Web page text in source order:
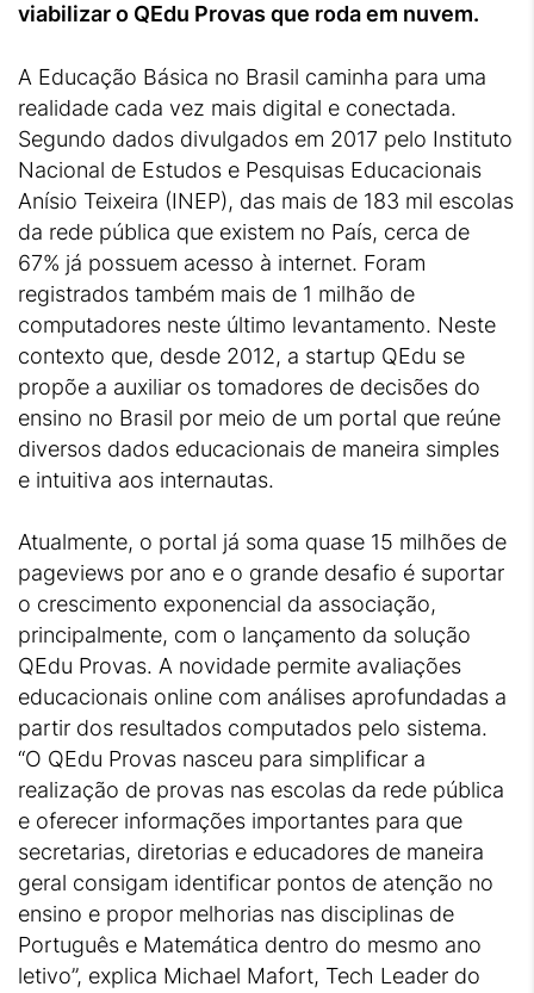
viabilizar o QEdu Provas que roda em nuvem.
A Educação Básica no Brasil caminha para uma
realidade cada vez mais digital e conectada.
Segundo dados divulgados em 2017 pelo Instituto
Nacional de Estudos e Pesquisas Educacionais
Anísio Teixeira (INEP), das mais de 183 mil escolas
da rede pública que existem no País, cerca de
67% já possuem acesso à internet. Foram
registrados também mais de 1 milhão de
computadores neste último levantamento. Neste
contexto que, desde 2012, a startup QEdu se
propõe a auxiliar os tomadores de decisões do
ensino no Brasil por meio de um portal que reúne
diversos dados educacionais de maneira simples
e intuitiva aos internautas.
Atualmente, o portal já soma quase 15 milhões de
pageviews por ano e o grande desafio é suportar
o crescimento exponencial da associação,
principalmente, com o lançamento da solução
QEdu Provas. A novidade permite avaliações
educacionais online com análises aprofundadas a
partir dos resultados computados pelo sistema.
“O QEdu Provas nasceu para simplificar a
realização de provas nas escolas da rede pública
e oferecer informações importantes para que
secretarias, diretorias e educadores de maneira
geral consigam identificar pontos de atenção no
ensino e propor melhorias nas disciplinas de
Português e Matemática dentro do mesmo ano
letivo”, explica Michael Mafort, Tech Leader do